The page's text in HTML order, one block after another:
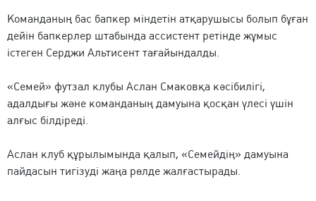
Команданың бас бапкер міндетін атқарушысы болып бұған
дейін бапкерлер штабында ассистент ретінде жұмыс
істеген Серджи Альтисент тағайындалды.
«Семей» футзал клубы Аслан Смаковқа кәсібилігі,
адалдығы және команданың дамуына қосқан үлесі үшін
алғыс білдіреді.
Аслан клуб құрылымында қалып, «Семейдің» дамуына
пайдасын тигізуді жаңа рөлде жалғастырады.